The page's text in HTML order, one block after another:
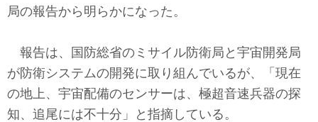
ビル・ガーツ
東アジア
東京発
局の報告から明らかになった。
報告は、国防総省のミサイル防衛局と宇宙開発局
が防衛システムの開発に取り組んでいるが、「現在
の地上、宇宙配備のセンサーは、極超音速兵器の探
知、追尾には不十分」と指摘している。